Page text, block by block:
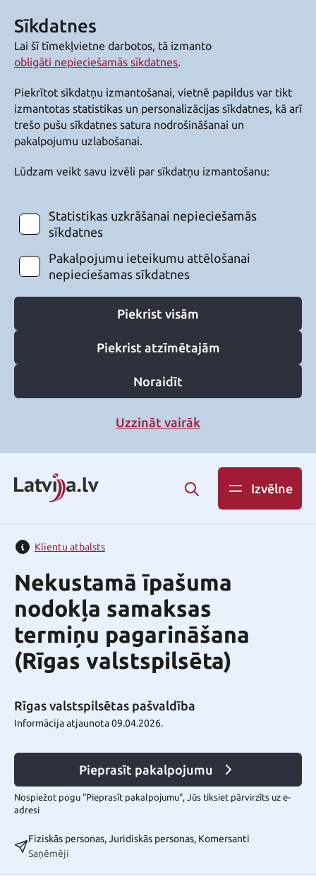
Sīkdatnes
Lai šī tīmekļvietne darbotos, tā izmanto
obligāti nepieciešamās sīkdatnes.
Piekrītot sīkdatņu izmantošanai, vietnē papildus var tikt
izmantotas statistikas un personalizācijas sīkdatnes, kā arī
trešo pušu sīkdatnes satura nodrošināšanai un
pakalpojumu uzlabošanai.
Lūdzam veikt savu izvēli par sīkdatņu izmantošanu:
Statistikas uzkrāšanai nepieciešamās
sīkdatnes
Pakalpojumu ieteikumu attēlošanai
nepieciešamas sīkdatnes
Piekrist visām
Piekrist atzīmētajām
Noraidīt
Uzzināt vairāk
Izvēlne
Klientu atbalsts
Nekustamā īpašuma
nodokļa samaksas
termiņu pagarināšana
(Rīgas valstspilsēta)
Rīgas valstspilsētas pašvaldība
Informācija atjaunota 09.04.2026.
Pieprasīt pakalpojumu
Nospiežot pogu "Pieprasīt pakalpojumu", Jūs tiksiet pārvirzīts uz e-
adresi
Fiziskās personas, Juridiskās personas, Komersanti
Saņēmēji